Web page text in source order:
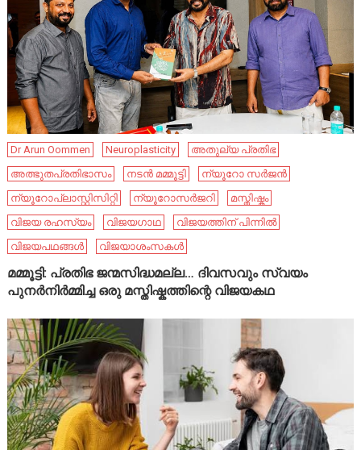
Dr Arun Oommen Neuroplasticity
അതുല്യ പ്രതിഭ
അത്ഭുതപ്രതിഭാസം
നടൻ മമ്മൂട്ടി
ന്യൂറോ സർജൻ
ന്യൂറോപ്ലാസ്റ്റിസിറ്റി
ന്യൂറോസർജറി
മസ്തിഷ്കം
വിജയ രഹസ്യം
വിജയഗാഥ
വിജയത്തിന് പിന്നിൽ
വിജയപഥങ്ങൾ
വിജയാശംസകൾ
മമ്മൂട്ടി: പ്രതിഭ ജന്മസിദ്ധമല്ല… ദിവസവും സ്വയം
പുനർനിർമ്മിച്ച ഒരു മസ്തിഷ്കത്തിന്റെ വിജയകഥ